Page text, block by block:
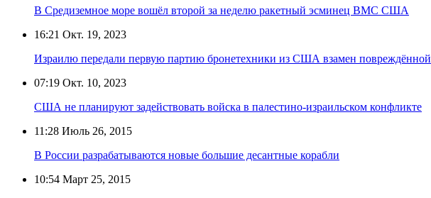
В Средиземное море вошёл второй за неделю ракетный эсминец ВМС США
16:21 Окт. 19, 2023
Израилю передали первую партию бронетехники из США взамен повреждённой
07:19 Окт. 10, 2023
США не планируют задействовать войска в палестино-израильском конфликте
11:28 Июль 26, 2015
В России разрабатываются новые большие десантные корабли
10:54 Март 25, 2015